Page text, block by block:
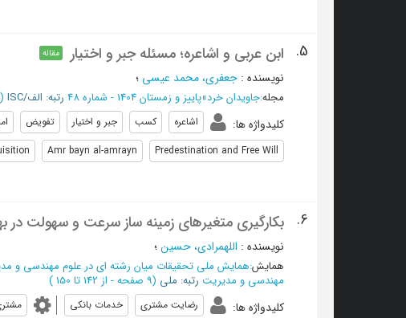
5. ابن عربی و اشاعره؛ مسئله جبر و اختیار مقاله
نویسنده : جعفری، محمد عیسی ؛
مجله:جاویدان خرد»پاییز و زمستان 1404 - شماره 48 رتبه: الف/ISC (‎24 صفحه -
کلیدواژه ها: اشاعره کسب جبر و اختیار تفویض
Predestination and Free Will
Amr bayn al-amrayn
6. بکارگیری متغیرهای زمینه ساز سرعت و سهولت در
نویسنده : اللهمرادی، حسین؛
همایش:همایش ملی تحقیقات میان رشته ای در علوم مهندسی و
مهندسی و مدیریت رتبه: ملی (‎9 صفحه - از 142 تا 150 )
کلیدواژه ها: رضایت مشتری خدمات بانکی